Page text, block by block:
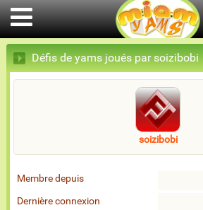
Défis de yams joués par soizibobi
soizibobi
Membre depuis
Dernière connexion